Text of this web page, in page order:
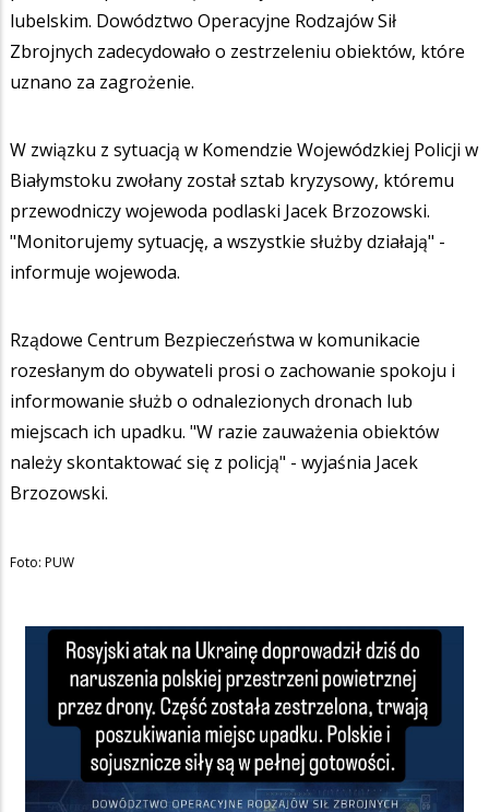
lubelskim. Dowództwo Operacyjne Rodzajów Sił
Zbrojnych zadecydowało o zestrzeleniu obiektów, które
uznano za zagrożenie.
W związku z sytuacją w Komendzie Wojewódzkiej Policji w
Białymstoku zwołany został sztab kryzysowy, któremu
przewodniczy wojewoda podlaski Jacek Brzozowski.
"Monitorujemy sytuację, a wszystkie służby działają" -
informuje wojewoda.
Rządowe Centrum Bezpieczeństwa w komunikacie
rozesłanym do obywateli prosi o zachowanie spokoju i
informowanie służb o odnalezionych dronach lub
miejscach ich upadku. "W razie zauważenia obiektów
należy skontaktować się z policją" - wyjaśnia Jacek
Brzozowski.
Foto: PUW